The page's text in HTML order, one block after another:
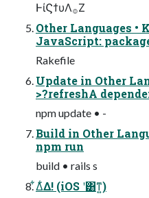
ͰίϚϯυΛ࡞Ζ͏
Other Languages •
JavaScript:
Rakefile
Update in Other
>?refreshA
npm update • -
Build in Other
npm run
build • rails s
͋Δ͋Δ! (iOS ʹ͸ͳ͍)